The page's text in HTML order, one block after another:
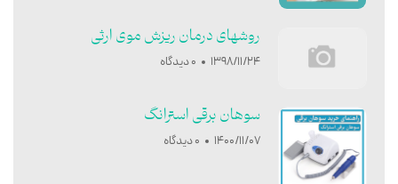
روشهای درمان ریزش موی ارثی
1398/11/24 0 دیدگاه
سوهان برقی استرانگ
1400/11/07 0 دیدگاه